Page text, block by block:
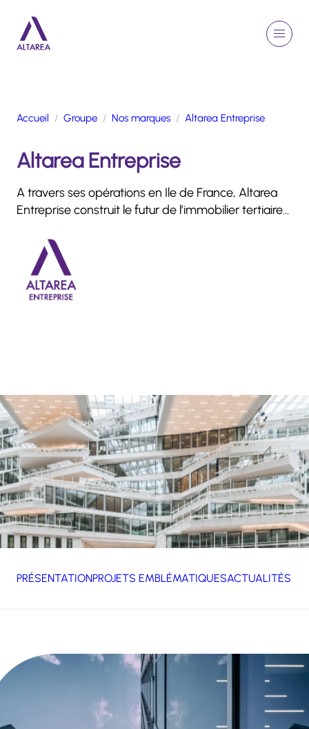
Menu
ACTIVITÉS
TALENTS
FINANCE
PORTFOLIO
Rechercher
Accueil Groupe Nos marques Altarea Entreprise
Altarea Entreprise
A travers ses opérations en Ile de France, Altarea
Entreprise construit le futur de l’immobilier tertiaire…
PRÉSENTATIONPROJETS EMBLÉMATIQUESACTUALITÉS